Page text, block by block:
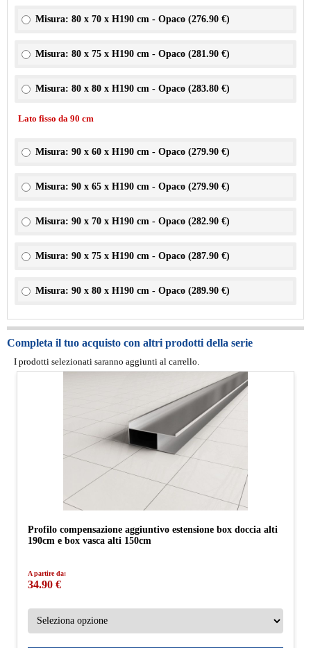
Misura: 80 x 70 x H190 cm - Opaco (276.90 €)
Misura: 80 x 75 x H190 cm - Opaco (281.90 €)
Misura: 80 x 80 x H190 cm - Opaco (283.80 €)
Lato fisso da 90 cm
Misura: 90 x 60 x H190 cm - Opaco (279.90 €)
Misura: 90 x 65 x H190 cm - Opaco (279.90 €)
Misura: 90 x 70 x H190 cm - Opaco (282.90 €)
Misura: 90 x 75 x H190 cm - Opaco (287.90 €)
Misura: 90 x 80 x H190 cm - Opaco (289.90 €)
Completa il tuo acquisto con altri prodotti della serie
I prodotti selezionati saranno aggiunti al carrello.
Profilo compensazione aggiuntivo estensione box doccia alti
190cm e box vasca alti 150cm
A partire da:
34.90 €